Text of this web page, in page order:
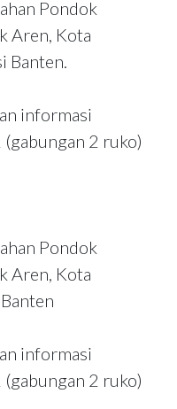
Pondok
Aren, Kota
Banten.
informasi
2 ruko)
Pondok
Aren, Kota
informasi
2 ruko)